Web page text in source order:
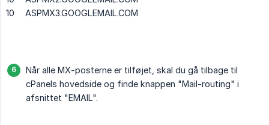
10
ASPMX3.GOOGLEMAIL.COM
Når alle MX-posterne er tilføjet, skal du gå tilbage til
cPanels hovedside og finde knappen "Mail-routing" i
afsnittet "EMAIL".